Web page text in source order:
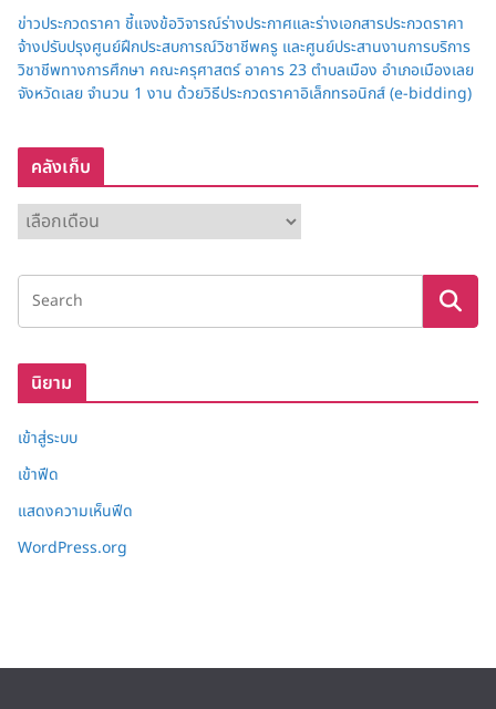
ข่าวประกวดราคา ชี้แจงข้อวิจารณ์ร่างประกาศและร่างเอกสารประกวดราคา
จ้างปรับปรุงศูนย์ฝึกประสบการณ์วิชาชีพครู และศูนย์ประสานงานการบริการ
วิชาชีพทางการศึกษา คณะครุศาสตร์ อาคาร 23 ตำบลเมือง อำเภอเมืองเลย
จังหวัดเลย จำนวน 1 งาน ด้วยวิธีประกวดราคาอิเล็กทรอนิกส์ (e-bidding)
คลังเก็บ
ลั
ง
ก็
นิยาม
เข้าสู่ระบบ
เข้าฟีด
แสดงความเห็นฟีด
WordPress.org